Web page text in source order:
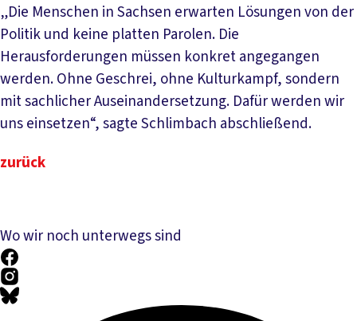
„Die Menschen in Sachsen erwarten Lösungen von der
Politik und keine platten Parolen. Die
Herausforderungen müssen konkret angegangen
werden. Ohne Geschrei, ohne Kulturkampf, sondern
mit sachlicher Auseinandersetzung. Dafür werden wir
uns einsetzen“, sagte Schlimbach abschließend.
zurück
Wo wir noch unterwegs sind